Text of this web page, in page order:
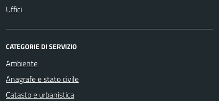
Uffici
CATEGORIE DI SERVIZIO
Ambiente
Anagrafe e stato civile
Catasto e urbanistica